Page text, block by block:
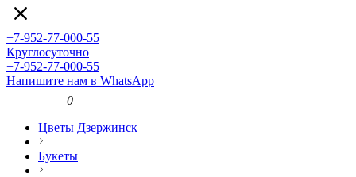
+7-952-77-000-55
Круглосуточно
+7-952-77-000-55
Напишите нам в WhatsApp
0
Цветы Дзержинск
Букеты